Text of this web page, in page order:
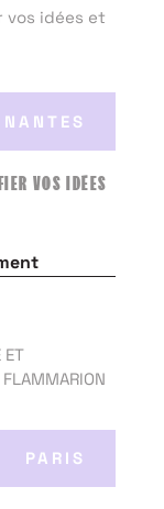
NANTES
VOS IDÉES
PARIS